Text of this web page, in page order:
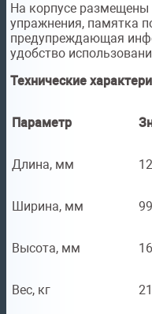
На корпусе
упражнения, памятка
предупреждающая
удобство
Технические
Параметр
Длина, мм
Ширина, мм
Высота, мм
Вес, кг